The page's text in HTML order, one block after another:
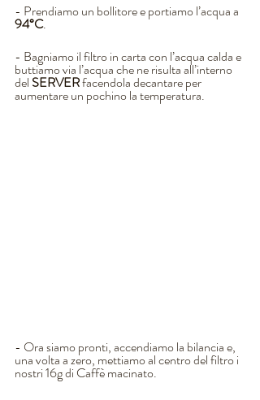
- Prendiamo un bollitore e portiamo l’acqua a
94°C.
- Bagniamo il filtro in carta con l’acqua calda e
buttiamo via l’acqua che ne risulta all’interno
del SERVER facendola decantare per
aumentare un pochino la temperatura.
- Ora siamo pronti, accendiamo la bilancia e,
una volta a zero, mettiamo al centro del filtro i
nostri 16g di Caffè macinato.